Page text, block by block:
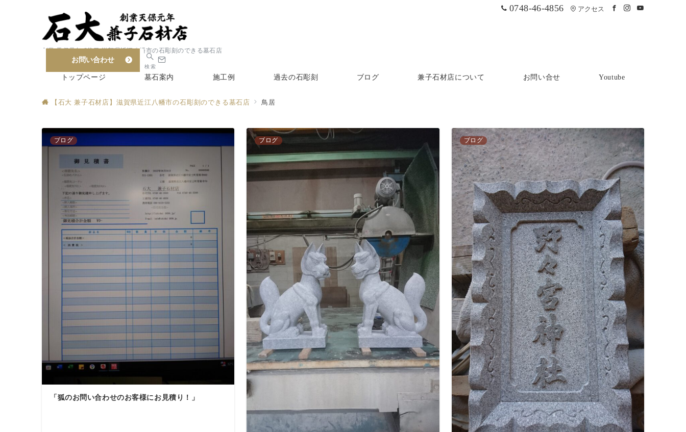
0748-46-4856 アクセス
創業 天保元年 6代目 滋賀県近江八幡市の石彫刻のできる墓石店
お問い合わせ
検索
トップページ 墓石案内 施工例 過去の石彫刻 ブログ 兼子石材店について お問い合せ Youtube
【石大 兼子石材店】滋賀県近江八幡市の石彫刻のできる墓石店 鳥居
ブログ
「狐のお問い合わせのお客様にお見積り！」
ブログ ブログ